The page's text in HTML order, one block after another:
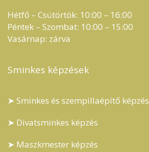
Hétfő – Csütörtök: 10:00 – 16:00
Péntek – Szombat: 10:00 – 15:00
Vasárnap: zárva
Sminkes képzések
➤ Sminkes és szempillaépítő képzés
➤ Divatsminkes képzés
➤ Maszkmester képzés